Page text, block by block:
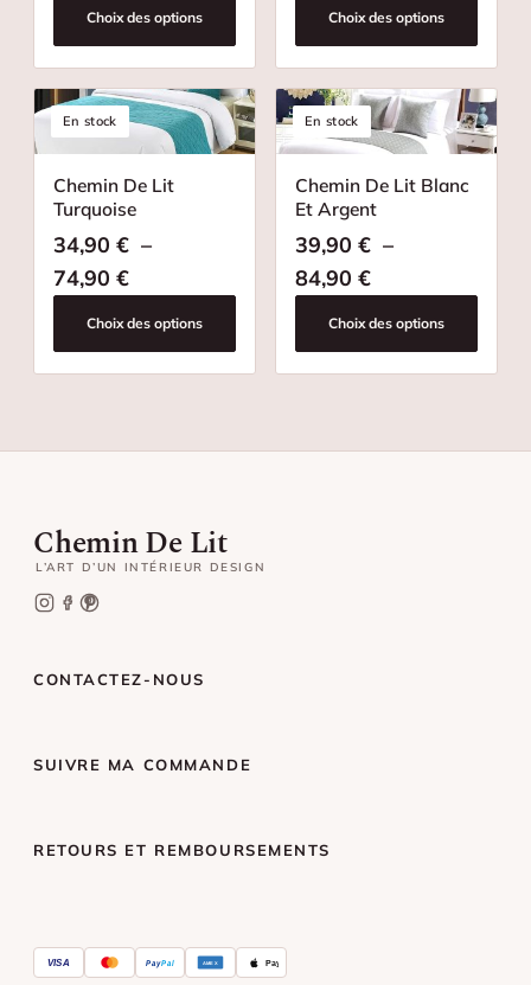
Choix des options Choix des options
En stock
Chemin De Lit
Turquoise
34,90 € –
74,90 €Plage de prix : 34,90 € à 74,90 €
Choix des options
En stock
Chemin De Lit Blanc
Et Argent
39,90 € –
84,90 €Plage de prix :
Choix des options
Chemin De Lit
L’ART D’UN INTÉRIEUR DESIGN
CONTACTEZ-NOUS
SUIVRE MA COMMANDE
RETOURS ET REMBOURSEMENTS
VISA PayPal AMEX Pay